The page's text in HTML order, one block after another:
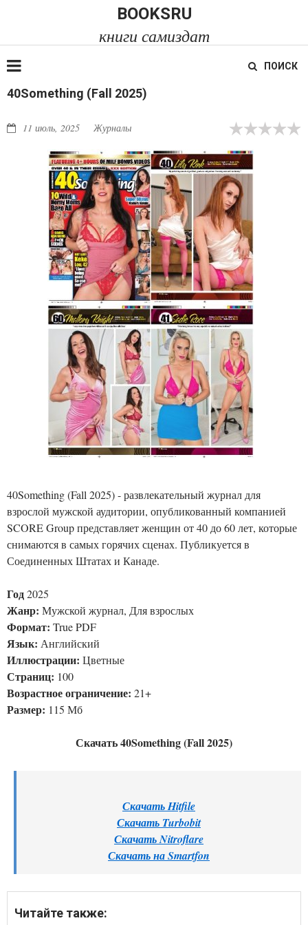
BOOKSRU
книги самиздат
ПОИСК
40Something (Fall 2025)
11 июль, 2025 Журналы
40Something (Fall 2025) - развлекательный журнал для
взрослой мужской аудитории, опубликованный компанией
SCORE Group представляет женщин от 40 до 60 лет, которые
снимаются в самых горячих сценах. Публикуется в
Соединенных Штатах и Канаде.
Год2025
Жанр: Мужской журнал, Для взрослых
Формат: True PDF
Язык: Английский
Иллюстрации: Цветные
Страниц: 100
Возрастное ограничение: 21+
Размер: 115 Мб
Скачать 40Something (Fall 2025)
Скачать Hitfile
Скачать Turbobit
Скачать Nitroflare
Скачать на Smartfon
Читайте также: